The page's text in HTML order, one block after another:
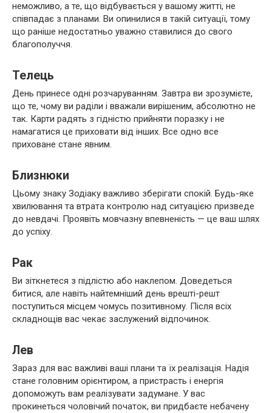
неможливо, а те, що відбувається у вашому житті, не
співпадає з планами. Ви опинилися в такій ситуації, тому
що раніше недостатньо уважно ставилися до свого
благополуччя.
Телець
День принесе одні розчаруванням. Завтра ви зрозумієте,
що те, чому ви раділи і вважали вирішеним, абсолютно не
так. Карти радять з гідністю прийняти поразку і не
намагатися це приховати від інших. Все одно все
приховане стане явним.
Близнюки
Цьому знаку Зодіаку важливо зберігати спокій. Будь-яке
хвилювання та втрата контролю над ситуацією призведе
до невдачі. Проявіть мовчазну впевненість — це ваш шлях
до успіху.
Рак
Ви зіткнетеся з підлістю або наклепом. Доведеться
битися, але навіть найтемніший день врешті-решт
поступиться місцем чомусь позитивному. Після всіх
складнощів вас чекає заслужений відпочинок.
Лев
Зараз для вас важливі ваші плани та їх реалізація. Надія
стане головним орієнтиром, а пристрасть і енергія
допоможуть вам реалізувати задумане. У вас
прокинеться чоловічий початок, ви придбаєте небачену